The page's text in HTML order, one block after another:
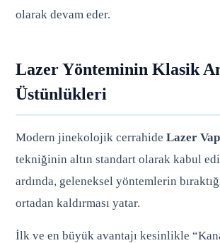
olarak devam eder.
Lazer Yönteminin Klasik
Üstünlükleri
Modern jinekolojik cerrahideLazer
tekniğinin altın standart olarak kabul
ardında, geleneksel yöntemlerin
ortadan kaldırması yatar.
İlk ve en büyük avantajı kesinlikle